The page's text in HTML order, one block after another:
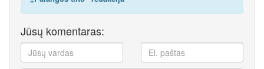
Jūsų komentaras: